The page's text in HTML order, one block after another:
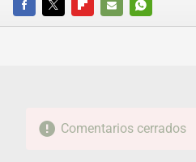
FACEBOOKTWITTERFLIPBOARD
E-
WHATSAPP
Comentarios cerrados